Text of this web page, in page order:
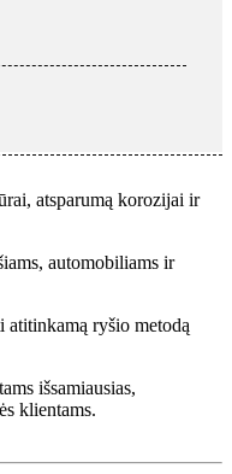
atsparumą korozijai ir
automobiliams ir
ryšio metodą
išsamiausias,
klientams.